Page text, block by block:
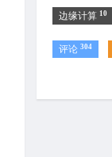
边缘计算 10
评论 304